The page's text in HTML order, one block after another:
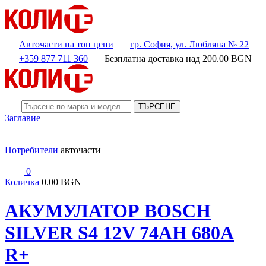
Авточасти на топ цени
гр. София, ул. Любляна № 22
+359 877 711 360
Безплатна доставка над 200.00 BGN
ТЪРСЕНЕ
Заглавие
Потребители авточасти
0
Количка 0.00 BGN
АКУМУЛАТОР BOSCH
SILVER S4 12V 74AH 680A
R+